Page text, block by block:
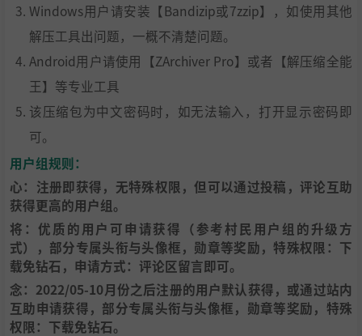
Windows用户请安装【Bandizip或7zzip】，如使用其他
解压工具出问题，一概不清楚问题。
Android用户请使用【ZArchiver Pro】或者【解压缩全能
王】等专业工具
该压缩包为中文密码时，如无法输入，打开显示密码即
可。
用户组规则：
心：注册即获得，无特殊权限，但可以通过投稿，评论互助
获得更高的用户组。
将：优质的用户可申请获得（参考村民用户组的升级方
式），部分专属头衔与头像框，勋章等奖励，特殊权限：下
载免钻石，申请方式：评论区留言即可。
念：2022/05-10月份之后注册的用户默认获得，或通过站内
互助申请获得，部分专属头衔与头像框，勋章等奖励，特殊
权限：下载免钻石。